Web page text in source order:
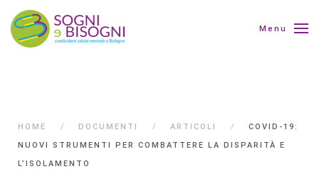
Menu
HOME DOCUMENTI ARTICOLI
COVID-19:
NUOVI STRUMENTI PER COMBATTERE LA DISPARITÀ E
L’ISOLAMENTO